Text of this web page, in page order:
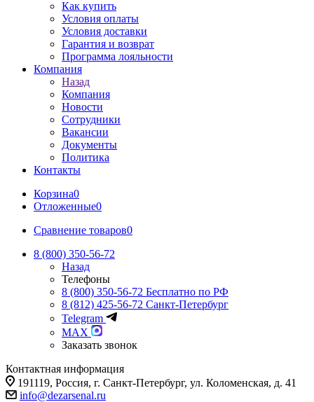
Как купить
Условия оплаты
Условия доставки
Гарантия и возврат
Программа лояльности
Компания
Назад
Компания
Новости
Сотрудники
Вакансии
Документы
Политика
Контакты
Корзина0
Отложенные0
Сравнение товаров0
8 (800) 350-56-72
Назад
Телефоны
8 (800) 350-56-72 Бесплатно по РФ
8 (812) 425-56-72 Санкт-Петербург
Telegram
MAX
Заказать звонок
Контактная информация
191119, Россия, г. Санкт-Петербург, ул. Коломенская, д. 41
info@dezarsenal.ru